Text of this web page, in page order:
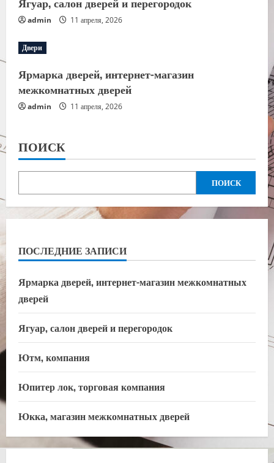
admin 11 апреля, 2026
Двери
Ярмарка дверей, интернет-магазин
межкомнатных дверей
admin 11 апреля, 2026
ПОИСК
ПОИСК
ПОСЛЕДНИЕ ЗАПИСИ
Ярмарка дверей, интернет-магазин межкомнатных
дверей
Ягуар, салон дверей и перегородок
Ютм, компания
Юпитер лок, торговая компания
Юкка, магазин межкомнатных дверей